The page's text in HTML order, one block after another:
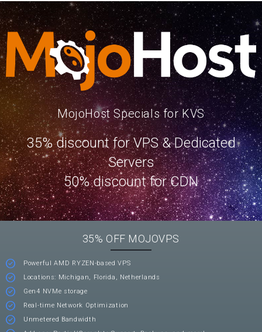
MojoHost Specials for KVS
35% discount for VPS & Dedicated
Servers
50% discount for CDN
35% OFF MOJOVPS
Powerful AMD RYZEN-based VPS
Locations: Michigan, Florida, Netherlands
Gen4 NVMe storage
Real-time Network Optimization
Unmetered Bandwidth